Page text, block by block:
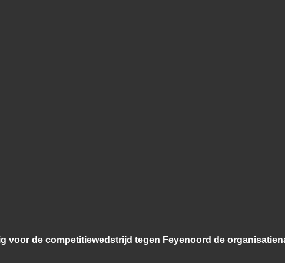
voor de competitiewedstrijd tegen Feyenoord de